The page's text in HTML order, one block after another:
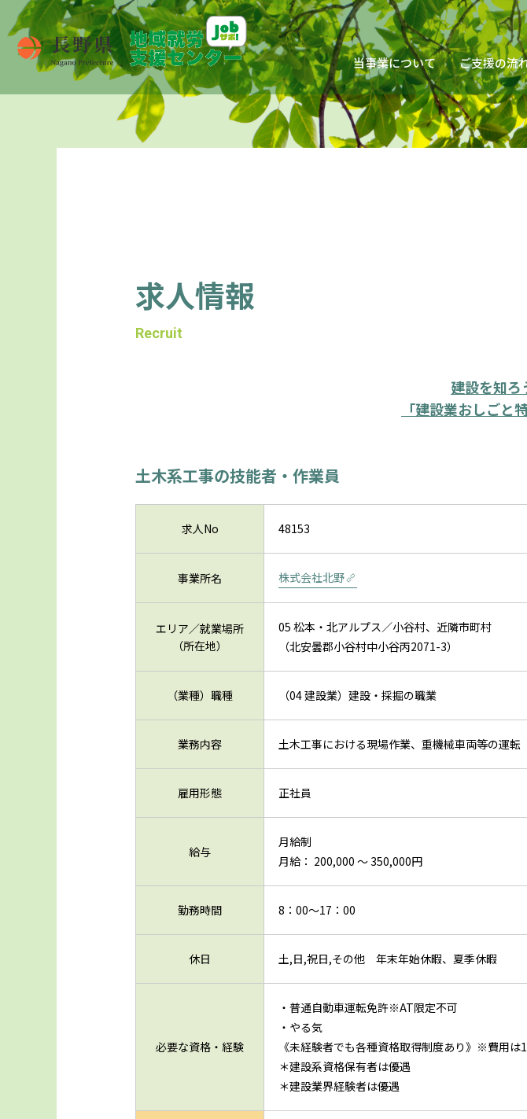
当事業について ご支援の流
求人情報
Recruit
建設を知ろ
「建設業おしごと
土木系工事の技能者・作業員
求人No 48153
事業所名 株式会社北野
エリア／就業場所
（所在地）
05 松本・北アルプス／小谷村、近隣市町村
（北安曇郡小谷村中小谷丙2071-3）
（業種）職種 （04 建設業）建設・採掘の職業
業務内容 土木工事における現場作業、重機械車両等の運転
雇用形態 正社員
給与
月給制
月給： 200,000 〜 350,000円
勤務時間 8：00～17：00
休日 土,日,祝日,その他 年末年始休暇、夏季休暇
必要な資格・経験
・普通自動車運転免許※AT限定不可
・やる気
《未経験者でも各種資格取得制度あり》※費用は
＊建設系資格保有者は優遇
＊建設業界経験者は優遇